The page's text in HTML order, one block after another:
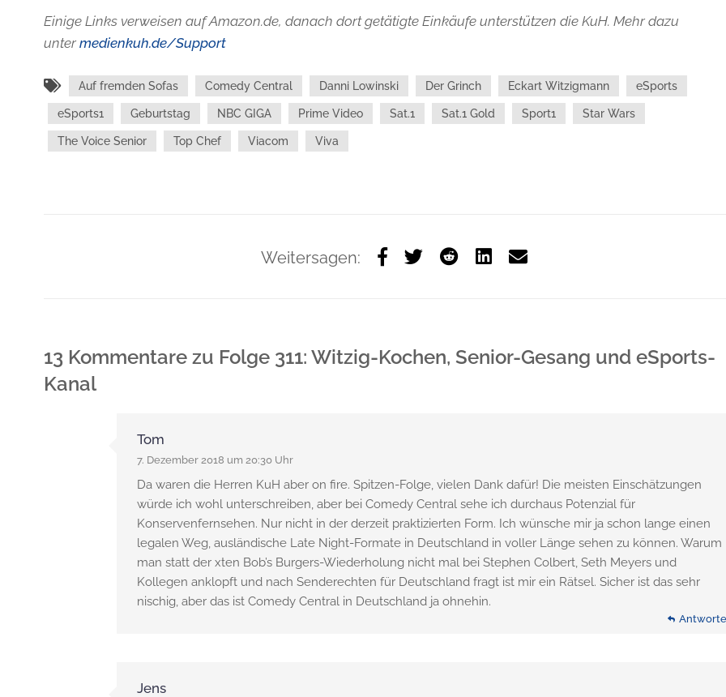
Einige Links verweisen auf Amazon.de, danach dort getätigte Einkäufe unterstützen die KuH. Mehr dazu
untermedienkuh.de/Support
Auf fremden Sofas Comedy Central Danni Lowinski Der Grinch Eckart Witzigmann eSports
eSports1 Geburtstag NBC GIGA Prime Video Sat.1 Sat.1 Gold Sport1 Star Wars
The Voice Senior Top Chef Viacom Viva
Weitersagen:
13 Kommentarezu Folge 311: Witzig-Kochen, Senior-Gesang und eSports-
Kanal
Tom
7. Dezember 2018 um 20:30 Uhr
Da waren die Herren KuH aber on fire. Spitzen-Folge, vielen Dank dafür! Die meisten Einschätzungen
würde ich wohl unterschreiben, aber bei Comedy Central sehe ich durchaus Potenzial für
Konservenfernsehen. Nur nicht in der derzeit praktizierten Form. Ich wünsche mir ja schon lange einen
legalen Weg, ausländische Late Night-Formate in Deutschland in voller Länge sehen zu können. Warum
man statt der xten Bob’s Burgers-Wiederholung nicht mal bei Stephen Colbert, Seth Meyers und
Kollegen anklopft und nach Senderechten für Deutschland fragt ist mir ein Rätsel. Sicher ist das sehr
nischig, aber das ist Comedy Central in Deutschland ja ohnehin.
Jens